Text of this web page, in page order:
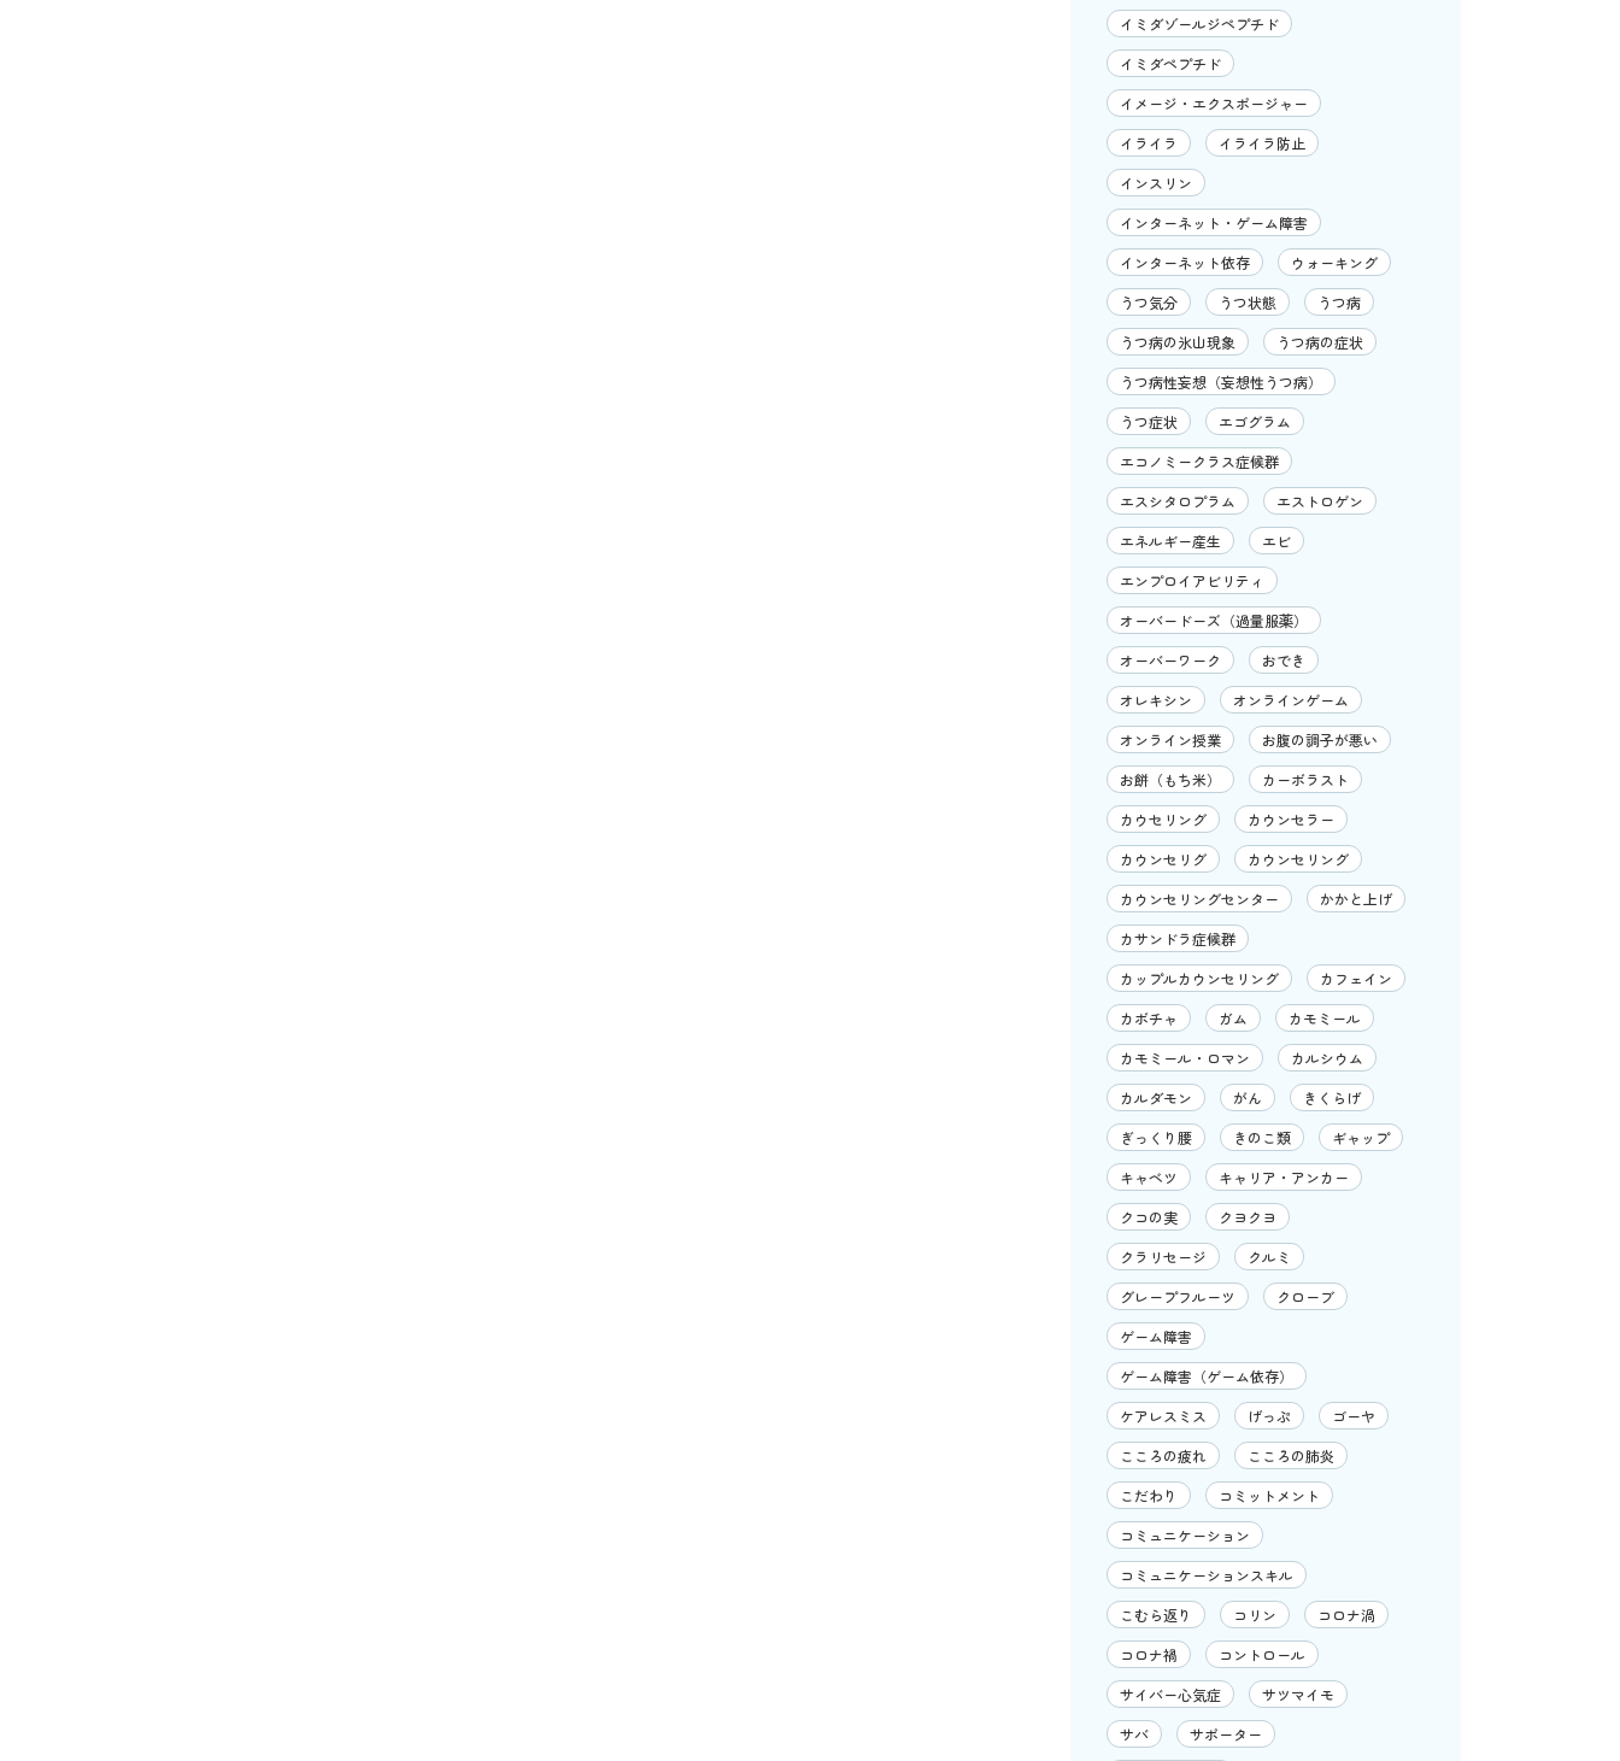
イミダゾールジペプチド
イミダペプチド
イメージ・エクスポージャー
イライラ
イライラ防止
インスリン
インターネット・ゲーム障害
インターネット依存
ウォーキング
うつ気分
うつ状態
うつ病
うつ病の氷山現象
うつ病の症状
うつ病性妄想（妄想性うつ病）
うつ症状
エゴグラム
エコノミークラス症候群
エスシタロプラム
エストロゲン
エネルギー産生
エビ
エンプロイアビリティ
オーバードーズ（過量服薬）
オーバーワーク
おでき
オレキシン
オンラインゲーム
オンライン授業
お腹の調子が悪い
お餅（もち米）
カーボラスト
カウセリング
カウンセラー
カウンセリグ
カウンセリング
カウンセリングセンター
かかと上げ
カサンドラ症候群
カップルカウンセリング
カフェイン
カボチャ
ガム
カモミール
カモミール・ロマン
カルシウム
カルダモン
がん
きくらげ
ぎっくり腰
きのこ類
ギャップ
キャベツ
キャリア・アンカー
クコの実
クヨクヨ
クラリセージ
クルミ
グレープフルーツ
クローブ
ゲーム障害
ゲーム障害（ゲーム依存）
ケアレスミス
げっぷ
ゴーヤ
こころの疲れ
こころの肺炎
こだわり
コミットメント
コミュニケーション
コミュニケーションスキル
こむら返り
コリン
コロナ渦
コロナ禍
コントロール
サイバー心気症
サツマイモ
サバ
サポーター